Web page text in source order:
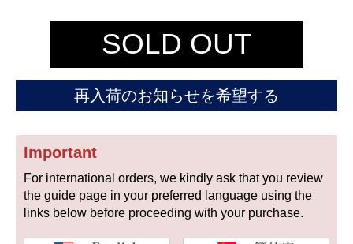
コンスタンタン
商品の状態から探す
新品
中古品 アンティーク品
WEB限定品 SALE
SOLD OUT
再入荷のお知らせを希望する
Important
For international orders, we kindly ask that you review
the guide page in your preferred language using the
links below before proceeding with your purchase.